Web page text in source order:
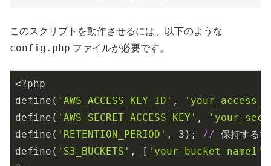
このスクリプトを動作させるには、以下のような
config.php ファイルが必要です。
<?php
define( 'AWS_ACCESS_KEY_ID' ,
define( 'AWS_SECRET_ACCESS_KEY' ,
define( 'RETENTION_PERIOD' , 3 ); // 保持する
define( 'S3_BUCKETS' , [ 'your-bucket-name1'